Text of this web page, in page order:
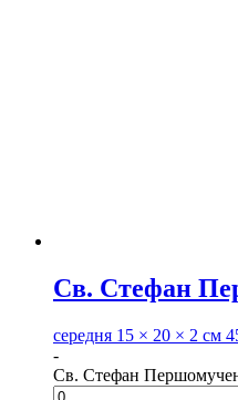
Св. Стефан
середня 15 × 20 × 2 см
-
Св. Стефан